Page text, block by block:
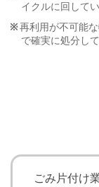
イクルに回してい
再利用が不可能
で確実に処分して
ごみ片付け